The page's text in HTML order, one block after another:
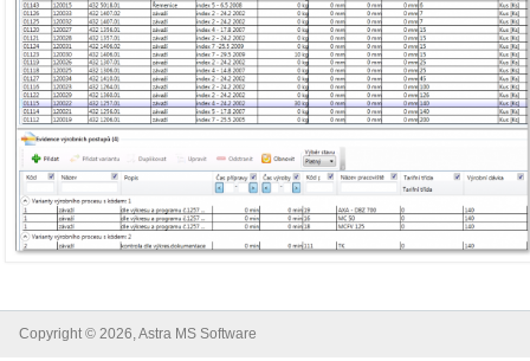
Copyright © 2026, Astra MS Software